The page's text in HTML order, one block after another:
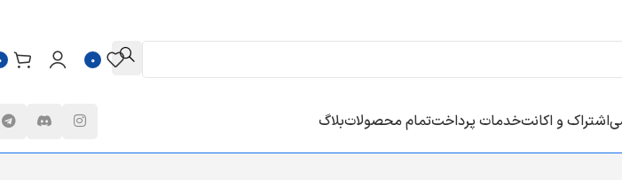
0
اشتراک و اکانتخدمات پرداختتمام محصولاتبلاگ